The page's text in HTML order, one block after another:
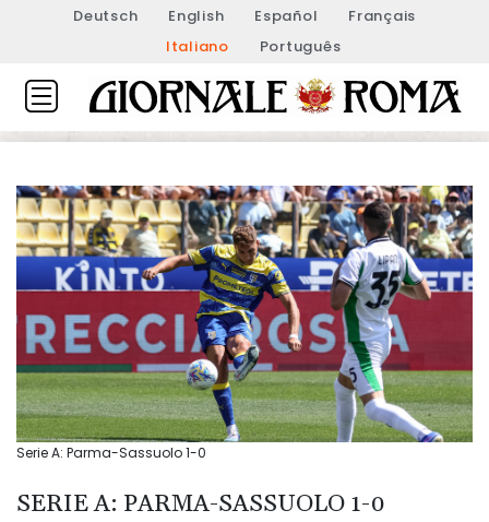
Deutsch English Español
Français
Italiano
Português
Serie A: Parma-Sassuolo 1-0
SERIE A: PARMA-SASSUOLO 1-0